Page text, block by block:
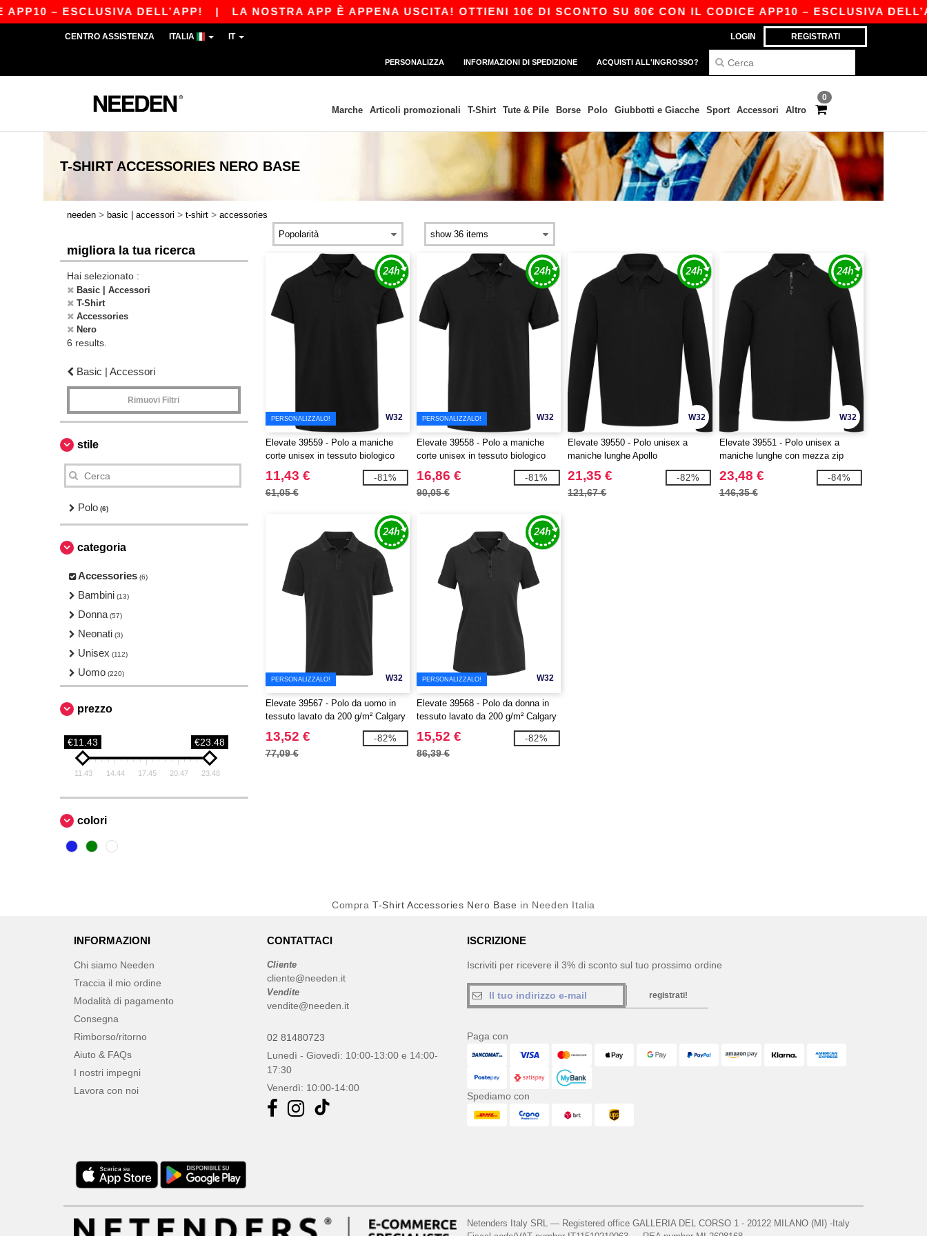
– ESCLUSIVA DELL’APP!| LA NOSTRA APP È APPENA USCITA! OTTIENI 10€ DI SCONTO SU 80€ CON IL CODICE APP10 – ESCLUSIVA
LOGIN REGISTRATI
CENTRO ASSISTENZA ITALIA IT
PERSONALIZZA INFORMAZIONI DI SPEDIZIONE ACQUISTI ALL'INGROSSO?
0
Marche Articoli promozionali T-Shirt Tute & Pile Borse Polo Giubbotti e Giacche Sport Accessori Altro
T-SHIRT ACCESSORIES NERO BASE
needen > basic | accessori > t-shirt > accessories
migliora la tua ricerca
Hai selezionato :
Basic | Accessori
T-Shirt
Accessories
Nero
6 results.
Basic | Accessori
Rimuovi Filtri
stile
Polo (6)
categoria
Accessories (6)
Bambini (13)
Donna (57)
Neonati (3)
Unisex (112)
Uomo (220)
prezzo
€11.43 €23.48
11.43 14.44 17.45 20.47 23.48
colori
W32
PERSONALIZZALO!
Elevate 39559 - Polo a maniche
corte unisex in tessuto biologico
certificato OCS da da 180 g/m²
Graphite
11,43 €
61,05 €
-81%
W32
PERSONALIZZALO!
Elevate 39558 - Polo a maniche
corte unisex in tessuto biologico
riciclato certificato OCS da 220
g/m² Beryl
16,86 €
90,05 €
-81%
W32
Elevate 39550 - Polo unisex a
maniche lunghe Apollo
21,35 €
121,67 €
-82%
W32
Elevate 39551 - Polo unisex a
maniche lunghe con mezza zip
Zeus
23,48 €
146,35 €
-84%
W32
PERSONALIZZALO!
Elevate 39567 - Polo da uomo in
tessuto lavato da 200 g/m² Calgary
13,52 €
77,09 €
-82%
W32
PERSONALIZZALO!
Elevate 39568 - Polo da donna in
tessuto lavato da 200 g/m² Calgary
15,52 €
86,39 €
-82%
CompraT-Shirt Accessories Nero Base in Needen Italia
INFORMAZIONI
Chi siamo Needen
Traccia il mio ordine
Modalità di pagamento
Consegna
Rimborso/ritorno
Aiuto & FAQs
I nostri impegni
Lavora con noi
CONTATTACI
Cliente
cliente@needen.it
Vendite
vendite@needen.it
02 81480723
Lunedì - Giovedì: 10:00-13:00 e 14:00-
17:30
Venerdì: 10:00-14:00
ISCRIZIONE
Iscriviti per ricevere il 3% di sconto sul tuo prossimo ordine
registrati!
Paga con
Spediamo con
Netenders Italy SRL — Registered office GALLERIA DEL CORSO 1 - 20122 MILANO (MI) -Italy